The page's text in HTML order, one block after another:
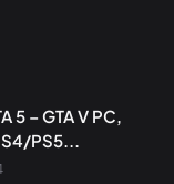
5 – GTA V PC,
PS5...